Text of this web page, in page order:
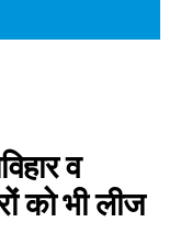
व
को भी लीज